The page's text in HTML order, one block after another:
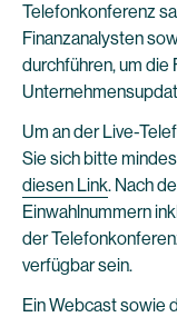
Telefonkonferenz
Finanzanalysten
durchführen, um
Um an der Live-
Sie sich bitte
diesen Link. Nach
Einwahlnummern
der
verfügbar sein.
Ein Webcast sowie